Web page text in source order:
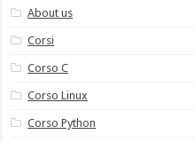
About us
Corsi
Corso C
Corso Linux
Corso Python